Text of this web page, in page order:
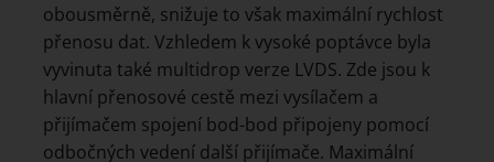
obousměrně, snižuje to však maximální rychlost
přenosu dat. Vzhledem k vysoké poptávce byla
vyvinuta také multidrop verze LVDS. Zde jsou k
hlavní přenosové cestě mezi vysílačem a
přijímačem spojení bod-bod připojeny pomocí
odbočných vedení další přijímače. Maximální